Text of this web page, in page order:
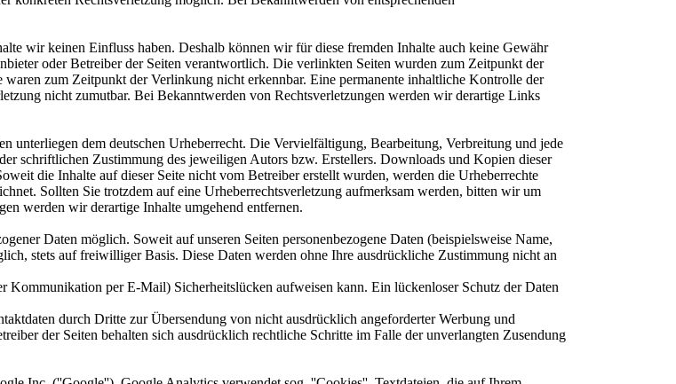
wir keinen Einfluss haben. Deshalb können wir für diese fremden Inhalte auch keine Gewähr
oder Betreiber der Seiten verantwortlich. Die verlinkten Seiten wurden zum Zeitpunkt der
zum Zeitpunkt der Verlinkung nicht erkennbar. Eine permanente inhaltliche Kontrolle der
nicht zumutbar. Bei Bekanntwerden von Rechtsverletzungen werden wir derartige Links
unterliegen dem deutschen Urheberrecht. Die Vervielfältigung, Bearbeitung, Verbreitung und jede
schriftlichen Zustimmung des jeweiligen Autors bzw. Erstellers. Downloads und Kopien dieser
die Inhalte auf dieser Seite nicht vom Betreiber erstellt wurden, werden die Urheberrechte
Sollten Sie trotzdem auf eine Urheberrechtsverletzung aufmerksam werden, bitten wir um
werden wir derartige Inhalte umgehend entfernen.
Daten möglich. Soweit auf unseren Seiten personenbezogene Daten (beispielsweise Name,
stets auf freiwilliger Basis. Diese Daten werden ohne Ihre ausdrückliche Zustimmung nicht an
Kommunikation per E-Mail) Sicherheitslücken aufweisen kann. Ein lückenloser Schutz der Daten
durch Dritte zur Übersendung von nicht ausdrücklich angeforderter Werbung und
der Seiten behalten sich ausdrücklich rechtliche Schritte im Falle der unverlangten Zusendung